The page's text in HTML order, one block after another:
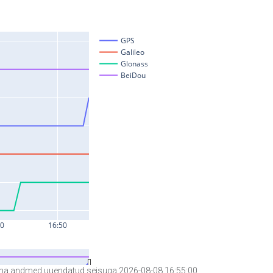
andmed uuendatud seisuga 2026-08-08 16:55:00